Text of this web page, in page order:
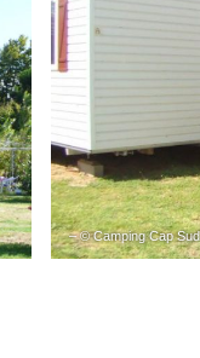
– © Camping Cap Sud